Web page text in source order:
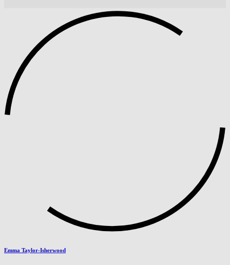
Emma Taylor-Isherwood